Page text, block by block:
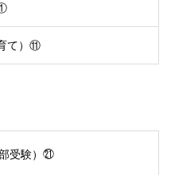
て）⑪
受験）㉑